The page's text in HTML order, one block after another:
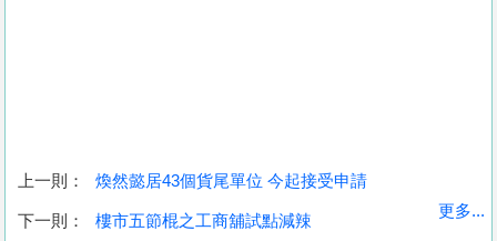
收
上一則： 煥然懿居43個貨尾單位 今起接受申請
下一則： 樓市五節棍之工商舖試點減辣
更多...